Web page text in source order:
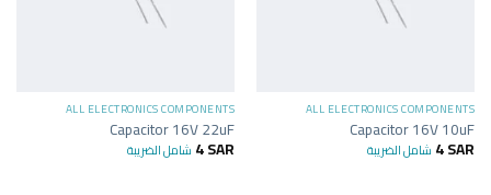
ALL ELECTRONICS COMPONENTS
Capacitor 16V 10uF
4SAR شامل الضريبة
ALL ELECTRONICS COMPONENTS
Capacitor 16V 22uF
4SAR شامل الضريبة